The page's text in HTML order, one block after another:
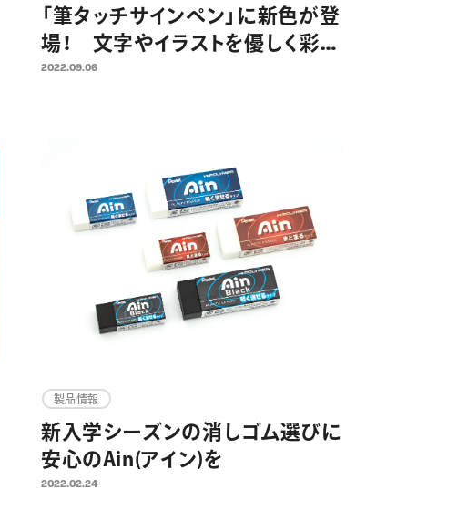
「筆タッチサインペン」に新色が登
場！ 文字やイラストを優しく彩る
ソフトカラー6色を追加し、全24色
2022.09.06
製品情報
新入学シーズンの消しゴム選びに
安心のAin(アイン)を
2022.02.24